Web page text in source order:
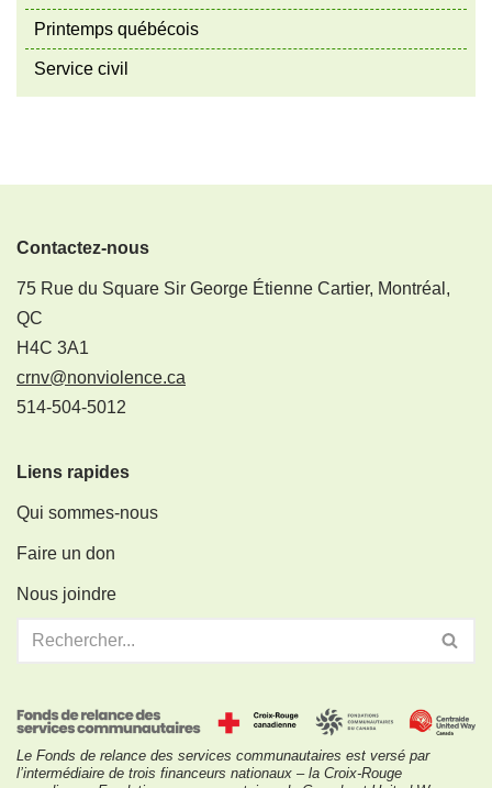
Printemps québécois
Service civil
Contactez-nous
75 Rue du Square Sir George Étienne Cartier, Montréal,
QC
H4C 3A1
crnv@nonviolence.ca
514-504-5012
Liens rapides
Qui sommes-nous
Faire un don
Nous joindre
Le Fonds de relance des services communautaires est versé par
l’intermédiaire de trois financeurs nationaux – la Croix-Rouge